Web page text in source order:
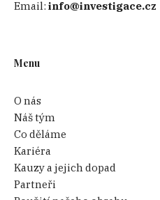
Email:info@investigace.cz
Menu
O nás
Náš tým
Co děláme
Kariéra
Kauzy a jejich dopad
Partneři